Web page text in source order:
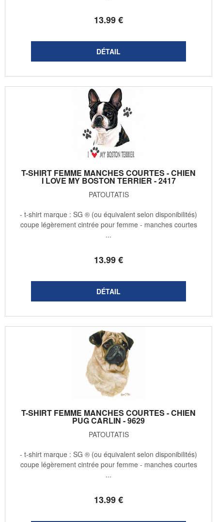
13.99€
T-SHIRT FEMME MANCHES COURTES - CHIEN
I LOVE MY BOSTON TERRIER - 2417
PATOUTATIS
13.99€
- t-shirt marque : SG ® (ou équivalent selon disponibilités)
coupe légèrement cintrée pour femme - manches courtes
...
T-SHIRT FEMME MANCHES COURTES - CHIEN
PUG CARLIN - 9629
PATOUTATIS
13.99€
- t-shirt marque : SG ® (ou équivalent selon disponibilités)
coupe légèrement cintrée pour femme - manches courtes
...